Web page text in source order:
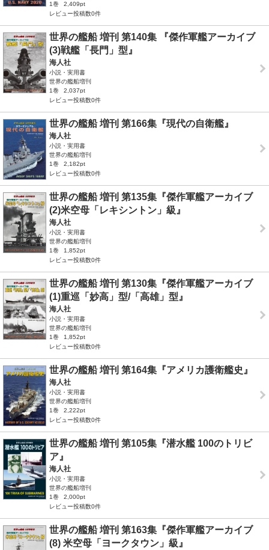
1巻
2,409pt
レビュー投稿数0件
世界の艦船 増刊 第140集 『傑作軍艦アーカイブ
(3)戦艦「長門」型』
海人社
小説・実用書
世界の艦船増刊
1巻
2,037pt
レビュー投稿数0件
世界の艦船 増刊 第166集『現代の自衛艦』
海人社
小説・実用書
世界の艦船増刊
1巻
2,182pt
レビュー投稿数0件
世界の艦船 増刊 第135集『傑作軍艦アーカイブ
(2)米空母「レキシントン」級』
海人社
小説・実用書
世界の艦船増刊
1巻
1,852pt
レビュー投稿数0件
世界の艦船 増刊 第130集『傑作軍艦アーカイブ
(1)重巡「妙高」型/「高雄」型』
海人社
小説・実用書
世界の艦船増刊
1巻
1,852pt
レビュー投稿数0件
世界の艦船 増刊 第164集『アメリカ護衛艦史』
海人社
小説・実用書
世界の艦船増刊
1巻
2,222pt
レビュー投稿数0件
世界の艦船 増刊 第105集『潜水艦 100のトリビ
ア』
海人社
小説・実用書
世界の艦船増刊
1巻
2,000pt
レビュー投稿数0件
世界の艦船 増刊 第163集『傑作軍艦アーカイブ
(8) 米空母「ヨークタウン」級』